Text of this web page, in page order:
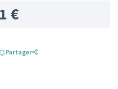
1 €
Partager